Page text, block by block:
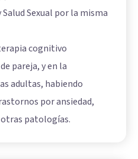
Sexual por la misma
cognitivo
pareja, y en la
adultas, habiendo
por ansiedad,
patologías.